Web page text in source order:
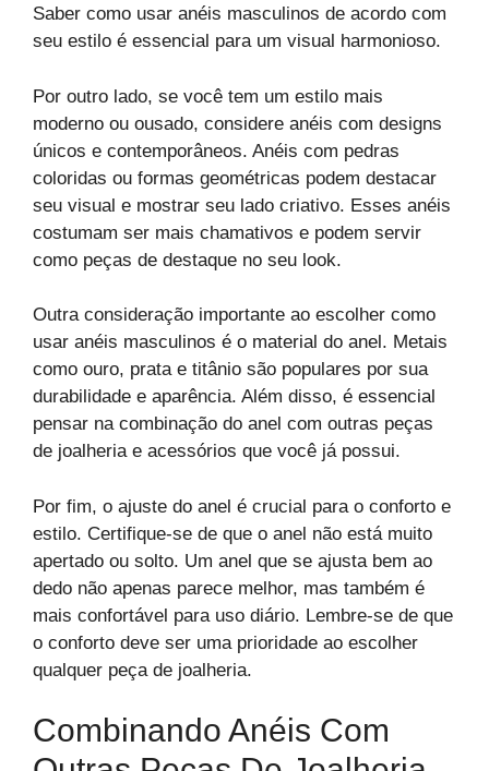
Saber como usar anéis masculinos de acordo com
seu estilo é essencial para um visual harmonioso.
Por outro lado, se você tem um estilo mais
moderno ou ousado, considere anéis com designs
únicos e contemporâneos. Anéis com pedras
coloridas ou formas geométricas podem destacar
seu visual e mostrar seu lado criativo. Esses anéis
costumam ser mais chamativos e podem servir
como peças de destaque no seu look.
Outra consideração importante ao escolher como
usar anéis masculinos é o material do anel. Metais
como ouro, prata e titânio são populares por sua
durabilidade e aparência. Além disso, é essencial
pensar na combinação do anel com outras peças
de joalheria e acessórios que você já possui.
Por fim, o ajuste do anel é crucial para o conforto e
estilo. Certifique-se de que o anel não está muito
apertado ou solto. Um anel que se ajusta bem ao
dedo não apenas parece melhor, mas também é
mais confortável para uso diário. Lembre-se de que
o conforto deve ser uma prioridade ao escolher
qualquer peça de joalheria.
Combinando Anéis Com